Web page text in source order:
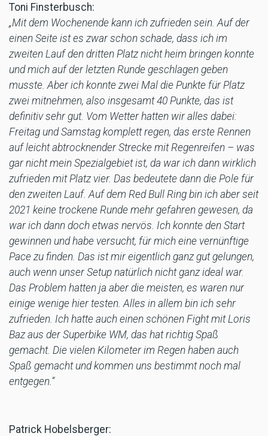
Toni Finsterbusch:
„Mit dem Wochenende kann ich zufrieden sein. Auf der
einen Seite ist es zwar schon schade, dass ich im
zweiten Lauf den dritten Platz nicht heim bringen konnte
und mich auf der letzten Runde geschlagen geben
musste. Aber ich konnte zwei Mal die Punkte für Platz
zwei mitnehmen, also insgesamt 40 Punkte, das ist
definitiv sehr gut. Vom Wetter hatten wir alles dabei:
Freitag und Samstag komplett regen, das erste Rennen
auf leicht abtrocknender Strecke mit Regenreifen – was
gar nicht mein Spezialgebiet ist, da war ich dann wirklich
zufrieden mit Platz vier. Das bedeutete dann die Pole für
den zweiten Lauf. Auf dem Red Bull Ring bin ich aber seit
2021 keine trockene Runde mehr gefahren gewesen, da
war ich dann doch etwas nervös. Ich konnte den Start
gewinnen und habe versucht, für mich eine vernünftige
Pace zu finden. Das ist mir eigentlich ganz gut gelungen,
auch wenn unser Setup natürlich nicht ganz ideal war.
Das Problem hatten ja aber die meisten, es waren nur
einige wenige hier testen. Alles in allem bin ich sehr
zufrieden. Ich hatte auch einen schönen Fight mit Loris
Baz aus der Superbike WM, das hat richtig Spaß
gemacht. Die vielen Kilometer im Regen haben auch
Spaß gemacht und kommen uns bestimmt noch mal
entgegen.“
Patrick Hobelsberger: